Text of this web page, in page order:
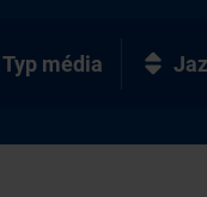
Typ média